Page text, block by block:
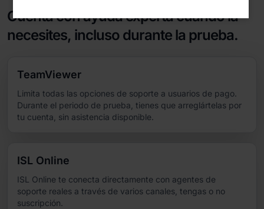
Cuenta con ayuda experta cuando la
necesites, incluso durante la prueba.
TeamViewer
Limita todas las opciones de soporte a usuarios de pago.
Durante el periodo de prueba, tienes que arreglártelas por
tu cuenta, sin asistencia disponible.
ISL Online
ISL Online te conecta directamente con agentes de
soporte reales a través de varios canales, tengas o no
suscripción.